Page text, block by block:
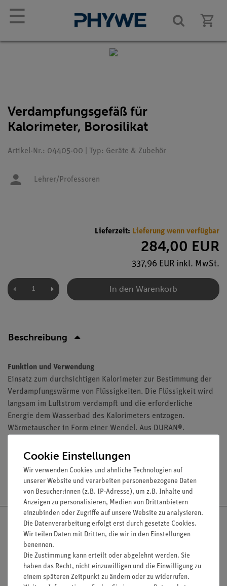
☰
Verdampfungsgefäß für
Kalorimeter, Borosilikat
Artikel-Nr.: 04405-00 | Typ: Geräte & Zubehör
Lehrer/Professoren
Lieferzeit: Lieferung wenn verfügbar
284,00 EUR
337,96 EUR inkl. MwSt.
In den Warenkorb
Beschreibung
Funktion und Verwendung
Einsatz zum durchsichtigen Kalorimeter zur Bestimmung der
Verdampfungswärme von Flüssigkeiten. Die Flüssigkeit wird
langsam im Luftstrom verdampft und die erforderliche
Energie dem Wasserbad des Kalorimeters entzogen.
Wärmetauscher in Form einer Wendel. Aus DURAN®.
Versandkostenfrei ab 300,- €
Nach oben
Cookie Einstellungen
Wir verwenden Cookies und ähnliche Technologien auf
unserer Website und verarbeiten personenbezogene Daten
von Besucher:innen (z.B. IP-Adresse), um z.B. Inhalte und
Anzeigen zu personalisieren, Medien von Drittanbietern
einzubinden oder Zugriffe auf unsere Website zu analysieren.
Die Datenverarbeitung erfolgt erst durch gesetzte Cookies.
Wir teilen Daten mit Dritten, die wir in den Einstellungen
benennen.
Die Zustimmung kann erteilt oder abgelehnt werden. Sie
haben das Recht, nicht einzuwilligen und die Einwilligung zu
einem späteren Zeitpunkt zu ändern oder zu widerrufen.